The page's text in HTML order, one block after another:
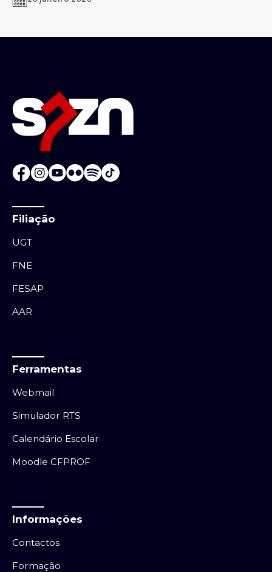
Filiação
UGT
FNE
FESAP
AAR
Ferramentas
Webmail
Simulador RTS
Calendário Escolar
Moodle CFPROF
Informações
Contactos
Formação